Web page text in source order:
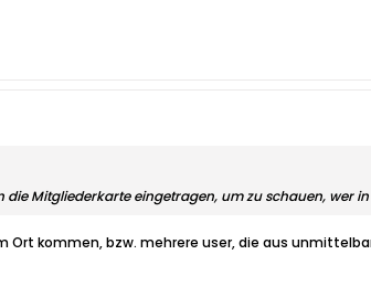
die Mitgliederkarte eingetragen, um zu schauen, wer in
Ort kommen, bzw. mehrere user, die aus